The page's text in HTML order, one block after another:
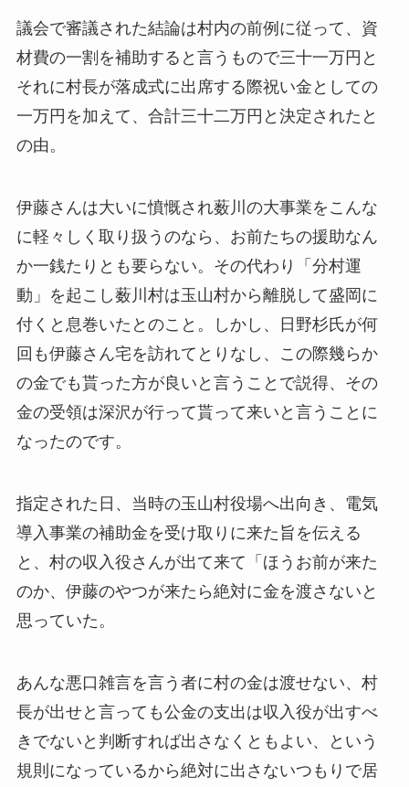
議会で審議された結論は村内の前例に従って、資
材費の一割を補助すると言うもので三十一万円と
それに村長が落成式に出席する際祝い金としての
一万円を加えて、合計三十二万円と決定されたと
の由。
伊藤さんは大いに憤慨され薮川の大事業をこんな
に軽々しく取り扱うのなら、お前たちの援助なん
か一銭たりとも要らない。その代わり「分村運
動」を起こし薮川村は玉山村から離脱して盛岡に
付くと息巻いたとのこと。しかし、日野杉氏が何
回も伊藤さん宅を訪れてとりなし、この際幾らか
の金でも貰った方が良いと言うことで説得、その
金の受領は深沢が行って貰って来いと言うことに
なったのです。
指定された日、当時の玉山村役場へ出向き、電気
導入事業の補助金を受け取りに来た旨を伝える
と、村の収入役さんが出て来て「ほうお前が来た
のか、伊藤のやつが来たら絶対に金を渡さないと
思っていた。
あんな悪口雑言を言う者に村の金は渡せない、村
長が出せと言っても公金の支出は収入役が出すべ
きでないと判断すれば出さなくともよい、という
規則になっているから絶対に出さないつもりで居